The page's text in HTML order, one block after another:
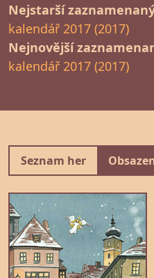
Nejstarší
kalendář 2017 (2017)
Nejnovější
kalendář 2017 (2017)
Seznam her